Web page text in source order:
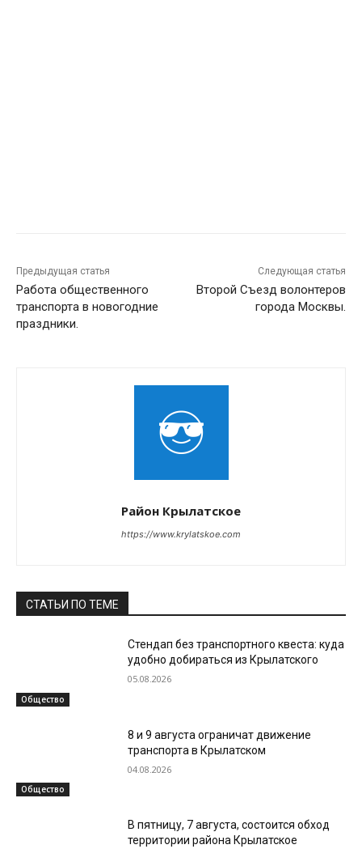
Предыдущая статья
Работа общественного
транспорта в новогодние
праздники.
Следующая статья
Второй Съезд волонтеров
города Москвы.
Район Крылатское
https://www.krylatskoe.com
СТАТЬИ ПО ТЕМЕ
Общество
Стендап без транспортного квеста: куда
удобно добираться из Крылатского
05.08.2026
Общество
8 и 9 августа ограничат движение
транспорта в Крылатском
04.08.2026
В пятницу, 7 августа, состоится обход
территории района Крылатское